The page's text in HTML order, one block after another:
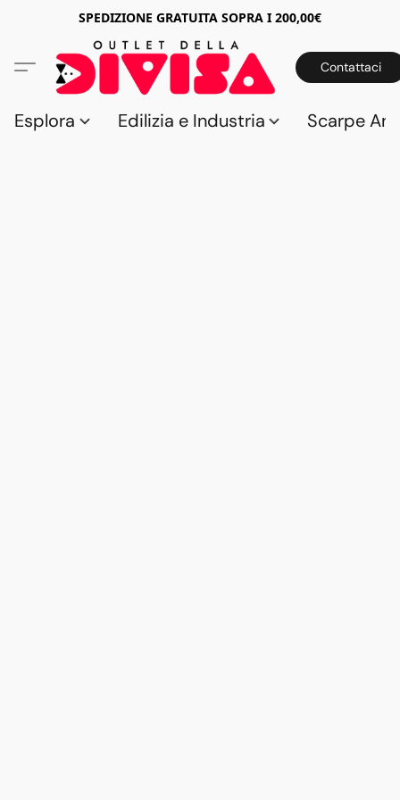
SPEDIZIONE GRATUITA SOPRA I 200,00€
Contattaci
Esplora Edilizia e Industria Scarpe